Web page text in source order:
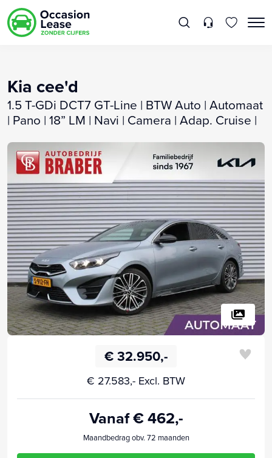
Kia cee'd
1.5 T-GDi DCT7 GT-Line | BTW Auto | Automaat
| Pano | 18” LM | Navi | Camera | Adap. Cruise |
€ 32.950,-
€ 27.583,- Excl. BTW
Vanaf € 462,-
Maandbedrag obv. 72 maanden